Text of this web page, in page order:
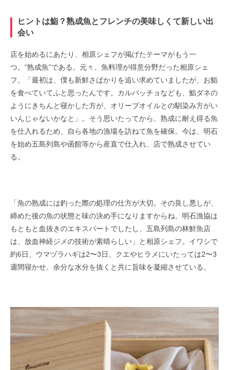
ヒントは鮨？熟成魚とフレンチの美味しくて新しい出
会い
店を始めるにあたり、相原シェフが掲げたテーマがもう一
つ。“熟成魚”である。元々、魚料理が得意分野だった相原シェ
フ。「最初は、僕も新鮮さばかりを追い求めていましたが、お鮨
を食べていてふと思ったんです。カルパッチョなども、鮨ダネの
ようにきちんと寝かした方が、オリーブオイルとの馴染み方がい
いんじゃないかなと」。そう思いたってから、熟成に耐え得る魚
を仕入れるため、
自ら各地の漁場を訪ねて魚を確保。今は、明石
を始め五島列島や函館等から産直で仕入れ、
店で熟成させてい
る。
「魚の熟成には釣った際の処理の仕方が大切。その良し悪しが、
締めた後の魚の状態と味の決め手になりますからね。明石漁協は
もともと血抜きのエキスパートでしたし、五島列島の林鮮魚店
は、放血神経ジメの技術が素晴らしい」と相原シェフ。イワシで
約6日、ウマヅラハギは2〜3日、クエやヒラメにいたっては2〜3
週間寝かせ、 余分な水分を抜くと共に旨味を凝縮させている。